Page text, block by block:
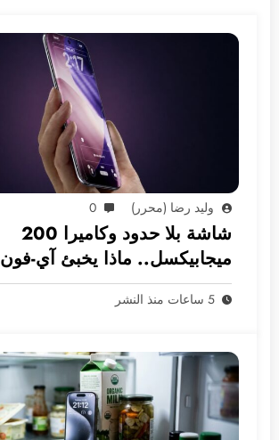
وليد رضا (محرر) 0
شاشة بلا حدود وكاميرا 200
ميجابيكسل.. ماذا يخبئ آي-فون
2028؟
5 ساعات منذ النشر